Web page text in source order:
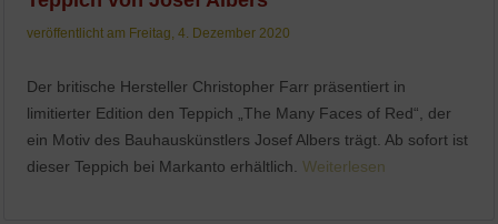
veröffentlicht am Freitag, 4. Dezember 2020
Der britische Hersteller Christopher Farr präsentiert in
limitierter Edition den Teppich „The Many Faces of Red“, der
ein Motiv des Bauhauskünstlers Josef Albers trägt. Ab sofort ist
dieser Teppich bei Markanto erhältlich.Weiterlesen